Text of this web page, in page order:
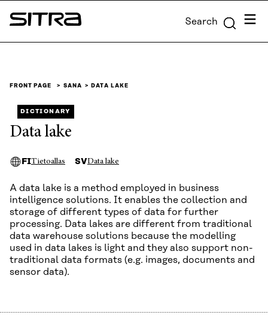
Skip to
content
Sitra Search Menu
FRONT PAGE SANA DATA LAKE
DICTIONARY
Data lake
FITietoallas SVData lake
A data lake is a method employed in business
intelligence solutions. It enables the collection and
storage of different types of data for further
processing. Data lakes are different from traditional
data warehouse solutions because the modelling
used in data lakes is light and they also support non-
traditional data formats (e.g. images, documents and
sensor data).